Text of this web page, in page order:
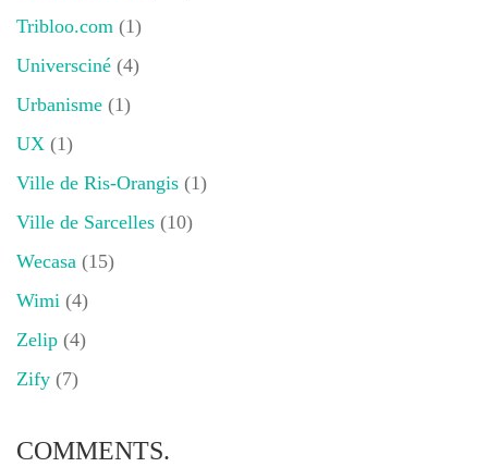
Tribloo.com (1)
Universciné (4)
Urbanisme (1)
UX (1)
Ville de Ris-Orangis (1)
Ville de Sarcelles (10)
Wecasa (15)
Wimi (4)
Zelip (4)
Zify (7)
COMMENTS.